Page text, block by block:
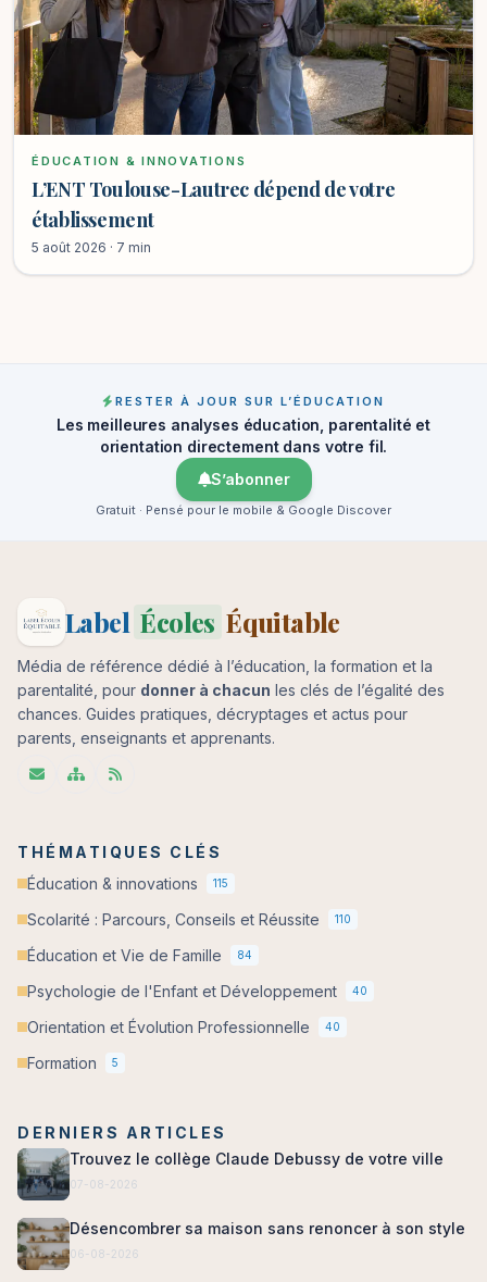
ÉDUCATION & INNOVATIONS
L’ENT Toulouse-Lautrec dépend de votre
établissement
5 août 2026 · 7 min
RESTER À JOUR SUR L’ÉDUCATION
Les meilleures analyses éducation, parentalité et
orientation directement dans votre fil.
S’abonner
Gratuit · Pensé pour le mobile & Google Discover
Label Écoles Équitable
Média de référence dédié à l’éducation, la formation et la
parentalité, pour donner à chacun les clés de l’égalité des
chances. Guides pratiques, décryptages et actus pour
parents, enseignants et apprenants.
THÉMATIQUES CLÉS
Éducation & innovations
115
Scolarité : Parcours, Conseils et Réussite 110
Éducation et Vie de Famille 84
Psychologie de l'Enfant et Développement 40
Orientation et Évolution Professionnelle 40
Formation 5
DERNIERS ARTICLES
Trouvez le collège Claude Debussy de votre ville
07-08-2026
Désencombrer sa maison sans renoncer à son style
06-08-2026